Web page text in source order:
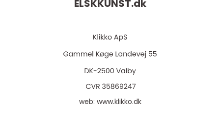
ELSKKUNST.dk
web: www.klikko.dk